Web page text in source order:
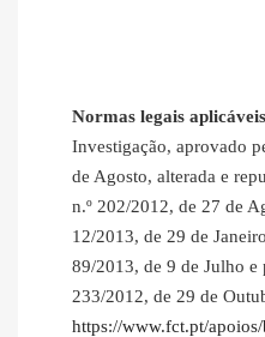
Normas legais
Investigação, aprovado
de Agosto, alterada e
n.º 202/2012, de 27 de
12/2013, de 29 de
89/2013, de 9 de Julho e
233/2012, de 29 de
https://www.fct.pt/